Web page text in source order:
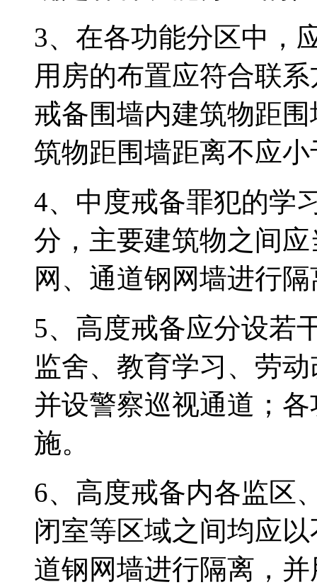
3、在各功能分区中，
用房的布置应符合联
戒备围墙内建筑物距
筑物距围墙距离不应小
4、中度戒备罪犯的学
分，主要建筑物之间
网、通道钢网墙进行
5、高度戒备应分设若
监舍、教育学习、劳
并设警察巡视通道；
施。
6、高度戒备内各监区
闭室等区域之间均应
道钢网墙进行隔离，